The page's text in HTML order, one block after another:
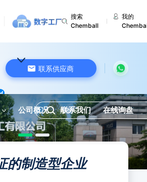
搜索
Chemball
我的
联系供应商
公司概况 联系我们 在线询盘
的制造型企业